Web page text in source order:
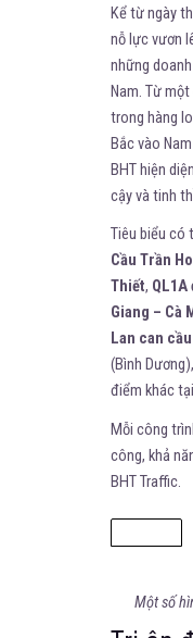
Kể từ ngày
nỗ lực vươn
những
Nam. Từ
trong hàng
Bắc vào
BHT hiện
cậy và tinh
Tiêu biểu có
Cầu Trần
Thiết, QL1A
Giang – Cà
Lan can
(Bình
điểm khác
Mỗi công
công, khả
BHT Traffic.
Một số